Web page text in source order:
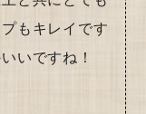
もキレイです
いですね！